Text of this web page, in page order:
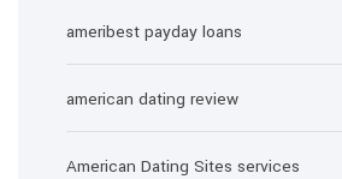
ameribest payday loans
american dating review
American Dating Sites services